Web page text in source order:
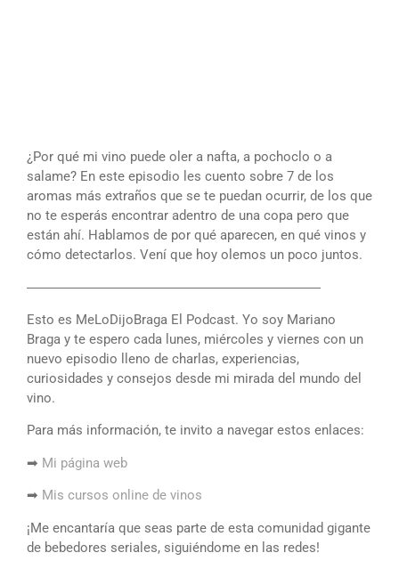
¿Por qué mi vino puede oler a nafta, a pochoclo o a
salame? En este episodio les cuento sobre 7 de los
aromas más extraños que se te puedan ocurrir, de los que
no te esperás encontrar adentro de una copa pero que
están ahí. Hablamos de por qué aparecen, en qué vinos y
cómo detectarlos. Vení que hoy olemos un poco juntos.
――――――――――――――――――――――
Esto es MeLoDijoBraga El Podcast. Yo soy Mariano
Braga y te espero cada lunes, miércoles y viernes con un
nuevo episodio lleno de charlas, experiencias,
curiosidades y consejos desde mi mirada del mundo del
vino.
Para más información, te invito a navegar estos enlaces:
➡ Mi página web
➡ Mis cursos online de vinos
¡Me encantaría que seas parte de esta comunidad gigante
de bebedores seriales, siguiéndome en las redes!